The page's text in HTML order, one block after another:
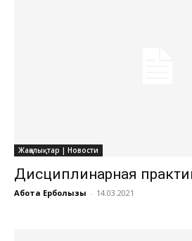
Жаңалықтар | Новости
Дисциплинарная
Ақбота Ерболқызы - 14.03.2021